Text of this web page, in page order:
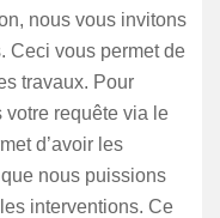
nous vous invitons
Ceci vous permet de
travaux. Pour
votre requête via le
d’avoir les
nous puissions
interventions. Ce